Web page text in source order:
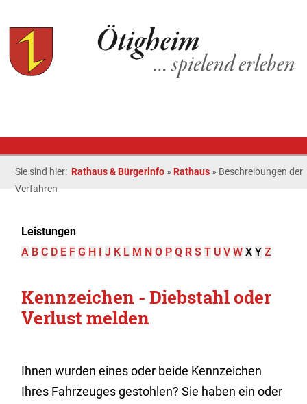
Sie sind hier: Rathaus & Bürgerinfo » Rathaus » Beschreibungen der
Verfahren
Leistungen
A B C D E F G H I J K L M N O P Q R S T U V W X Y Z
Kennzeichen - Diebstahl oder
Verlust melden
Ihnen wurden eines oder beide Kennzeichen
Ihres Fahrzeuges gestohlen? Sie haben ein oder